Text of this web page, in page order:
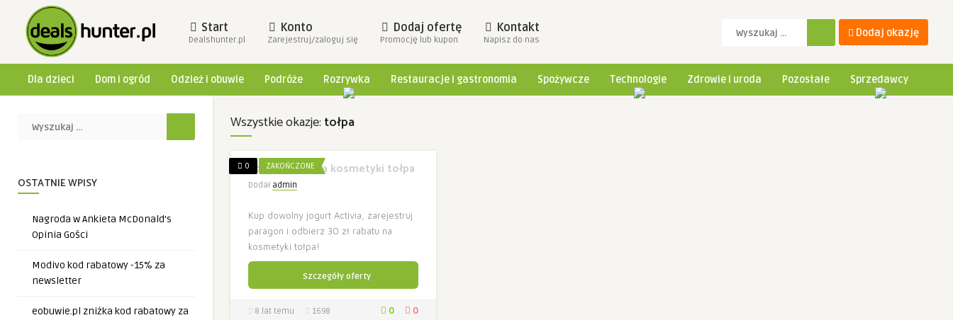
Start
Dealshunter.pl
Konto
Zarejestruj/zaloguj się
Dodaj ofertę
Promocję lub kupon
Kontakt
Napisz do nas
Dodaj okazję
Dla dzieci Dom i ogród Odzież i obuwie Podróże Rozrywka Restauracje i gastronomia Spożywcze Technologie Zdrowie i uroda Pozostałe Sprzedawcy
OSTATNIE WPISY
Nagroda w Ankieta McDonald’s
Opinia Gości
Modivo kod rabatowy -15% za
newsletter
eobuwie.pl zniżka kod rabatowy za
Wszystkie okazje: tołpa
0 ZAKOŃCZONE
Activia rabat na kosmetyki tołpa
Dodał admin
Kup dowolny jogurt Activia, zarejestruj
paragon i odbierz 30 zł rabatu na
kosmetyki tołpa!
Szczegóły oferty
8 lat temu 1698 0 0